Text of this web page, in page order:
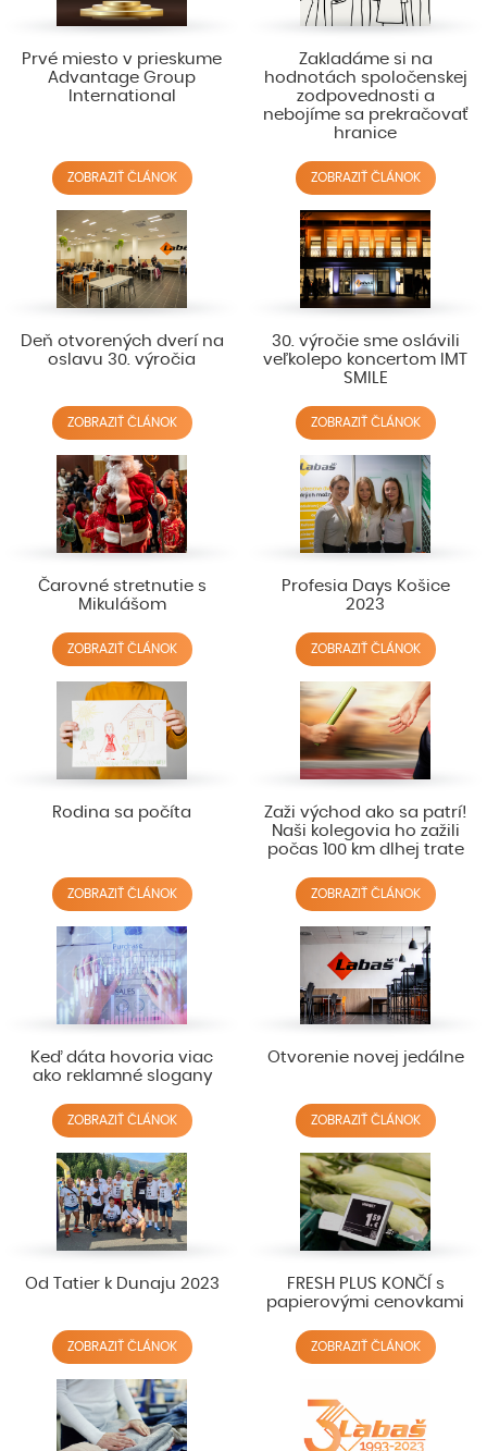
Prvé miesto v prieskume
Advantage Group
International
ZOBRAZIŤ ČLÁNOK
Zakladáme si na
hodnotách spoločenskej
zodpovednosti a
nebojíme sa prekračovať
hranice
ZOBRAZIŤ ČLÁNOK
Deň otvorených dverí na
oslavu 30. výročia
ZOBRAZIŤ ČLÁNOK
30. výročie sme oslávili
veľkolepo koncertom IMT
SMILE
ZOBRAZIŤ ČLÁNOK
Čarovné stretnutie s
Mikulášom
ZOBRAZIŤ ČLÁNOK
Profesia Days Košice
2023
ZOBRAZIŤ ČLÁNOK
Rodina sa počíta
ZOBRAZIŤ ČLÁNOK
Zaži východ ako sa patrí!
Naši kolegovia ho zažili
počas 100 km dlhej trate
ZOBRAZIŤ ČLÁNOK
Keď dáta hovoria viac
ako reklamné slogany
ZOBRAZIŤ ČLÁNOK
Otvorenie novej jedálne
ZOBRAZIŤ ČLÁNOK
Od Tatier k Dunaju 2023
ZOBRAZIŤ ČLÁNOK
FRESH PLUS KONČÍ s
papierovými cenovkami
ZOBRAZIŤ ČLÁNOK